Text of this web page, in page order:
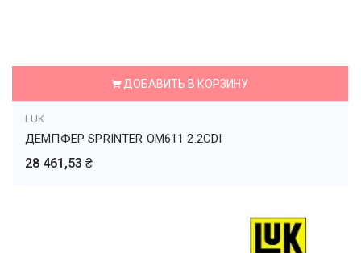
ДОБАВИТЬ В КОРЗИНУ
LUK
ДЕМПФЕР SPRINTER OM611 2.2CDI
28 461,53 ₴